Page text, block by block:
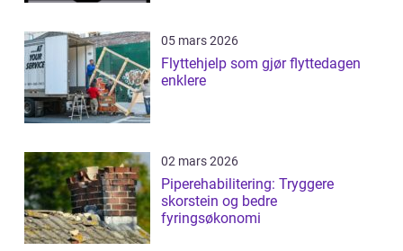
05 mars 2026
Flyttehjelp som gjør flyttedagen
enklere
02 mars 2026
Piperehabilitering: Tryggere
skorstein og bedre
fyringsøkonomi